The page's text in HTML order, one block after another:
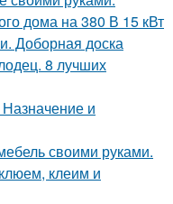
дома на 380 В 15 кВт
Доборная доска
8 лучших
и
своими руками.
клеим и